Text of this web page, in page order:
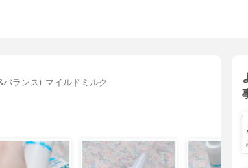
バランス) マイルドミルク